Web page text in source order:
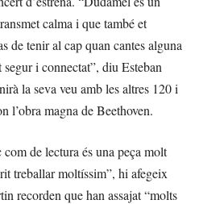
calma i que també et
de tenir al cap quan cantes alguna
i connectat”, diu Esteban
la seva veu amb les altres 120 i
l’obra magna de Beethoven.
de lectura és una peça molt
treballar moltíssim”, hi afegeix
recorden que han assajat “molts